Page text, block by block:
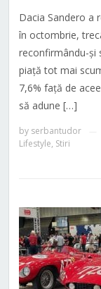
Dacia Sandero a
în octombrie,
reconfirmându-și
piață tot mai
7,6% față de
să adune […]
by serbantudor
Lifestyle, Stiri